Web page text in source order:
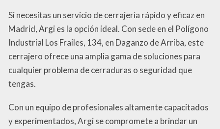
Si necesitas un servicio de cerrajería rápido y eficaz en
Madrid, Argi es la opción ideal. Con sede en el Polígono
Industrial Los Frailes, 134, en Daganzo de Arriba, este
cerrajero ofrece una amplia gama de soluciones para
cualquier problema de cerraduras o seguridad que
tengas.
Con un equipo de profesionales altamente capacitados
y experimentados, Argi se compromete a brindar un